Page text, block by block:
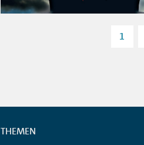
1
THEMEN